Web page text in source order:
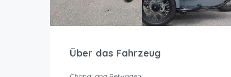
Über das Fahrzeug